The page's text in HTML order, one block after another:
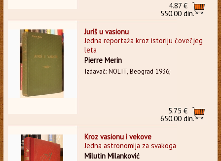
4.87 €
550.00 din.
Juriš u vasionu
Jedna reportaža kroz istoriju čovečjeg
leta
Pierre Merin
Izdavač: NOLIT, Beograd 1936;
5.75 €
650.00 din.
Kroz vasionu i vekove
Jedna astronomija za svakoga
Milutin Milanković